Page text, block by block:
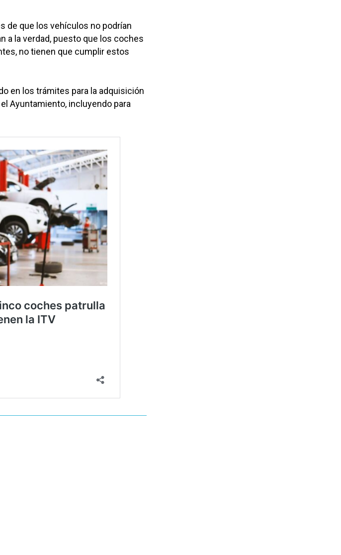
de que los vehículos no podrían
a la verdad, puesto que los coches
no tienen que cumplir estos
en los trámites para la adquisición
Ayuntamiento, incluyendo para